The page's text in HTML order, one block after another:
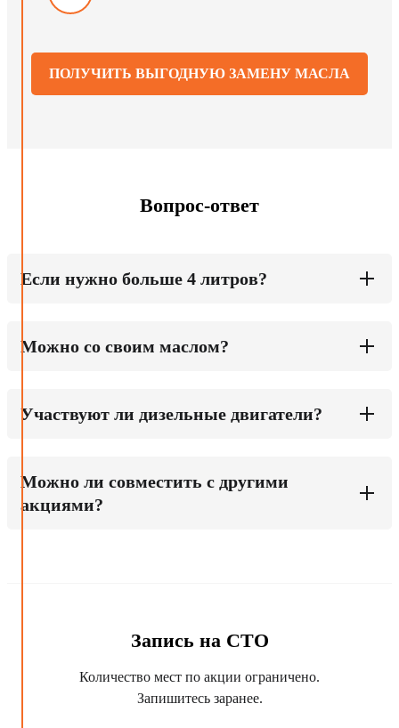
ПОЛУЧИТЬ ВЫГОДНУЮ ЗАМЕНУ МАСЛА
Вопрос-ответ
Если нужно больше 4 литров?
Можно со своим маслом?
Участвуют ли дизельные двигатели?
Можно ли совместить с другими
акциями?
Запись на СТО
Количество мест по акции ограничено.
Запишитесь заранее.